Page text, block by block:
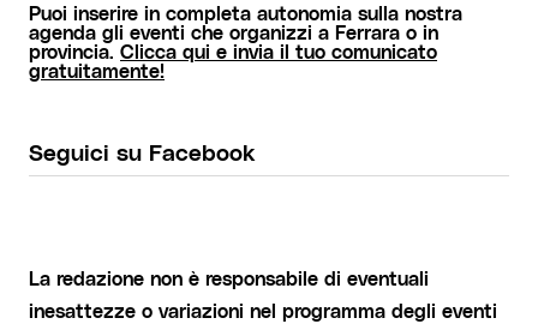
Puoi inserire in completa autonomia sulla nostra
agenda gli eventi che organizzi a Ferrara o in
provincia. Clicca qui e invia il tuo comunicato
gratuitamente!
Seguici su Facebook
La redazione non è responsabile di eventuali
inesattezze o variazioni nel programma degli eventi